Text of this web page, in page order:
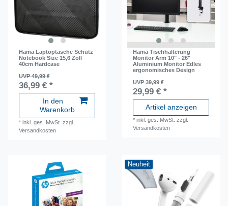
Hama Laptoptasche Schutz
Notebook Size 15,6 Zoll
40cm Hardcase
UVP 49,99 €
36,99 € *
In den
Warenkorb
*inkl. ges. MwSt. zzgl.
Versandkosten
Hama Tischhalterung
Monitor Arm 10" - 26"
Aluminium Monitor Edles
ergonomisches Design
UVP 39,99 €
29,99 € *
Artikel anzeigen
*inkl. ges. MwSt. zzgl.
Versandkosten
Neuheit